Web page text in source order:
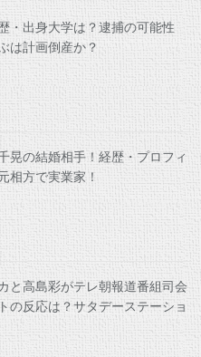
・出身大学は？逮捕の可能性
は計画倒産か？
晃の結婚相手！経歴・プロフィ
相方で実業家！
と高島彩がテレ朝報道番組司会
の反応は？サタデーステーショ